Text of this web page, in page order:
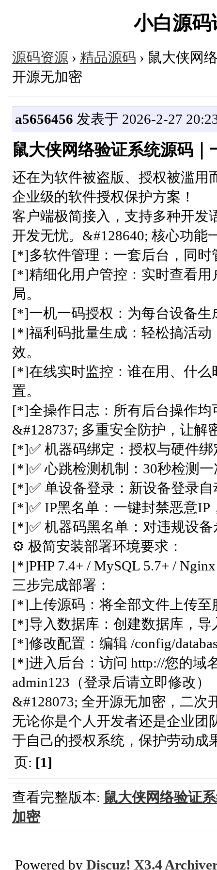
小白源
源码资源 › 精品源码 › 鼠大侠网
开源无加密
a5656456 发表于 2026-2-27
鼠大侠网络验证系统源码
还在为软件被盗版、授权被滥用
企业级的软件授权保护方案！
客户端极简接入，支持多种开发
开发无忧。&#128640; 核心功能
[*]多软件管理：一套后台，同
[*]精细化用户管控：实时查看
局。
[*]一机一码授权：为每台设备
[*]福利码批量生成：轻松搞活
效。
[*]在线实时监控：谁在用、什
置。
[*]全操作日志：所有后台操作
&#128737;️ 多重安全防护，让解
[*]✅ 机器码绑定：授权与硬件
[*]✅ 心跳检测机制：30秒检测
[*]✅ 单设备登录：新设备登录
[*]✅ IP黑名单：一键封禁恶意IP
[*]✅ 机器码黑名单：对违规设
⚙️ 极简安装部署环境要求：
[*]PHP 7.4+ / MySQL 5.7+ /
三步完成部署：
[*]上传源码：将全部文件上传至
[*]导入数据库：创建数据库，导
[*]修改配置：编辑 /config/
[*]进入后台：访问 http://您的域
admin123（登录后请立即修改）
&#128073; 全开源无加密，二次
无论你是个人开发者还是企业团
于自己的授权系统，保护劳动成
页: [1]
查看完整版本: 鼠大侠网络验证
加密
Powered by Discuz! X3.4